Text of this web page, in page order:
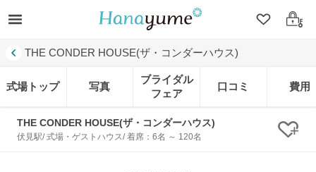
クリップ
ログ
THE CONDER HOUSE(ザ・コンダーハウス)
式場トップ 写真
ブライダル
フェア
口コミ 費用
THE CONDER HOUSE(ザ・コンダーハウス)
伏見駅/ 式場・ゲストハウス/ 着席：6名 ～ 120名 ク